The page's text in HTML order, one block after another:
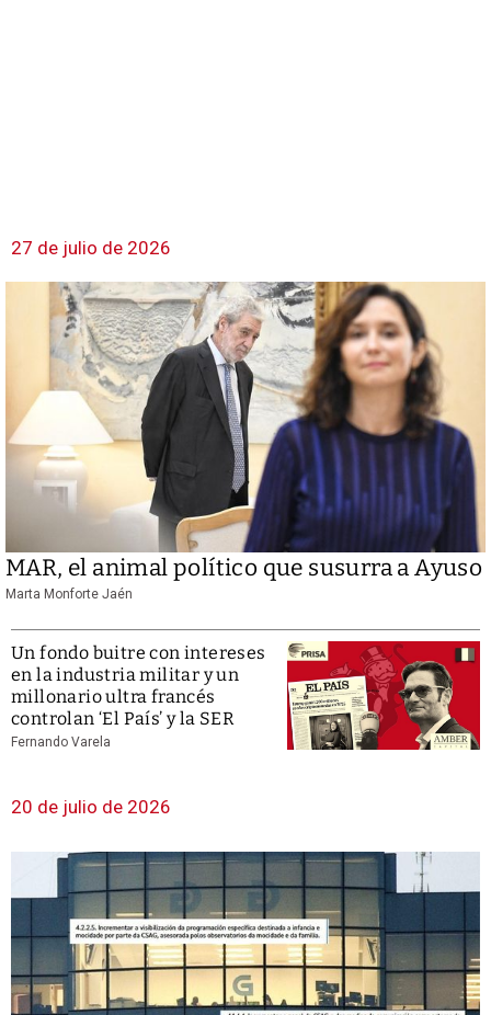
27 de julio de 2026
MAR, el animal político que susurra a Ayuso
Marta Monforte Jaén
Un fondo buitre con intereses
en la industria militar y un
millonario ultra francés
controlan ‘El País’ y la SER
Fernando Varela
20 de julio de 2026